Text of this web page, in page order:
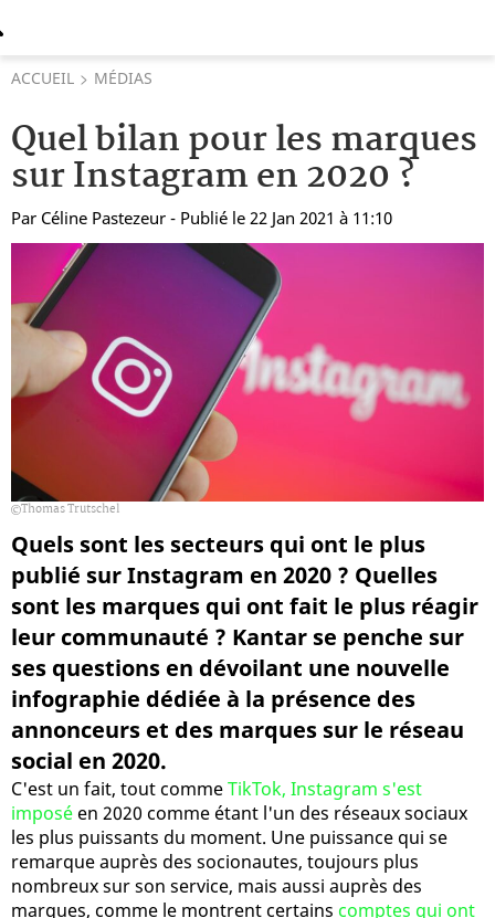
ACCUEIL MÉDIAS
Quel bilan pour les marques
sur Instagram en 2020 ?
Par Céline Pastezeur - Publié le 22 Jan 2021 à 11:10
Thomas Trutschel
Quels sont les secteurs qui ont le plus
publié sur Instagram en 2020 ? Quelles
sont les marques qui ont fait le plus réagir
leur communauté ? Kantar se penche sur
ses questions en dévoilant une nouvelle
infographie dédiée à la présence des
annonceurs et des marques sur le réseau
social en 2020.
C'est un fait, tout commeTikTok, Instagram s'est
imposé en 2020 comme étant l'un des réseaux sociaux
les plus puissants du moment. Une puissance qui se
remarque auprès des socionautes, toujours plus
nombreux sur son service, mais aussi auprès des
marques, comme le montrent certains comptes qui ont